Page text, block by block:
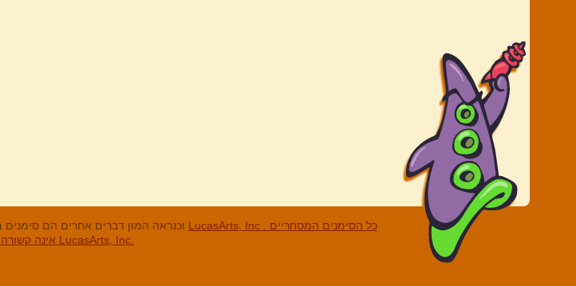
LucasArts, Inc . כל הסימנים המסחריים
האחרים והסימנים המסחריים הרשומים הם בבעלות החברות שלהם. ScummVM אינה קשורה בשום צורה עם LucasArts, Inc.